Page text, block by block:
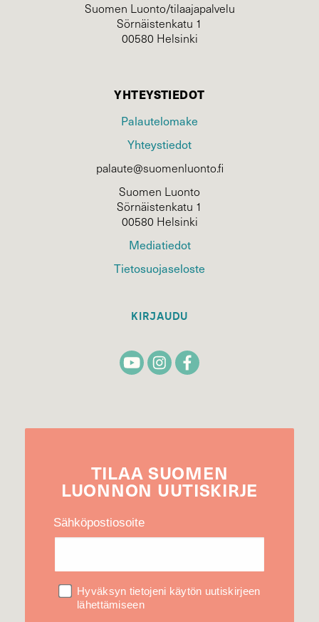
Suomen Luonto/tilaajapalvelu
Sörnäistenkatu 1
00580 Helsinki
YHTEYSTIEDOT
Palautelomake
Yhteystiedot
palaute@suomenluonto.fi
Suomen Luonto
Sörnäistenkatu 1
00580 Helsinki
Mediatiedot
Tietosuojaseloste
KIRJAUDU
TILAA SUOMEN
LUONNON UUTIS­KIRJE
Sähköpostiosoite
Hyväksyn tietojeni käytön uutiskirjeen
lähettämiseen